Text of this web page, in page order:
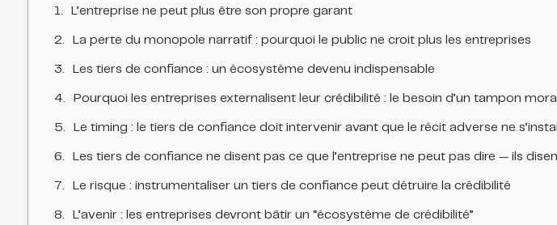
L’entreprise ne peut plus être son propre garant
La perte du monopole narratif : pourquoi le public ne croit plus les entreprises
Les tiers de confiance : un écosystème devenu indispensable
Pourquoi les entreprises externalisent leur crédibilité : le besoin d’un tampon moral
Le timing : le tiers de confiance doit intervenir avant que le récit adverse ne
Les tiers de confiance ne disent pas ce que l’entreprise ne peut pas dire — ils
Le risque : instrumentaliser un tiers de confiance peut détruire la crédibilité
L’avenir : les entreprises devront bâtir un “écosystème de crédibilité”